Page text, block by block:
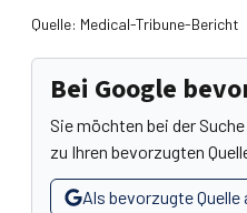
Quelle: Medical-Tribune-Bericht
Bei Google
Sie möchten bei der
zu Ihren bevorzugten
Als bevorzugte Quelle